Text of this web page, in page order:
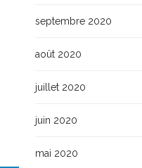
septembre 2020
août 2020
juillet 2020
juin 2020
mai 2020